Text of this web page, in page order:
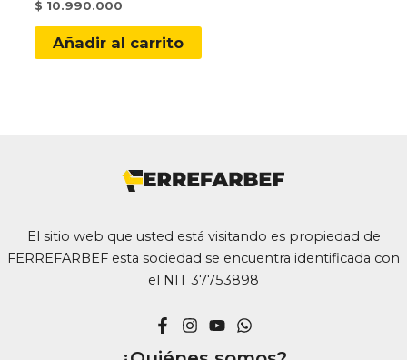
$ 10.990.000
Añadir al carrito
El sitio web que usted está visitando es propiedad de
FERREFARBEF esta sociedad se encuentra identificada con
el NIT 37753898